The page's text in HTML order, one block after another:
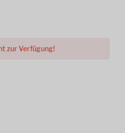
zur Verfügung!